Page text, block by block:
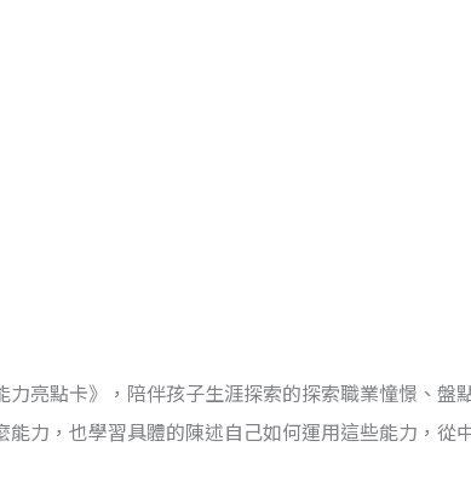
亮點卡》，陪伴孩子生涯探索的探索職業憧憬、
力，也學習具體的陳述自己如何運用這些能力，從